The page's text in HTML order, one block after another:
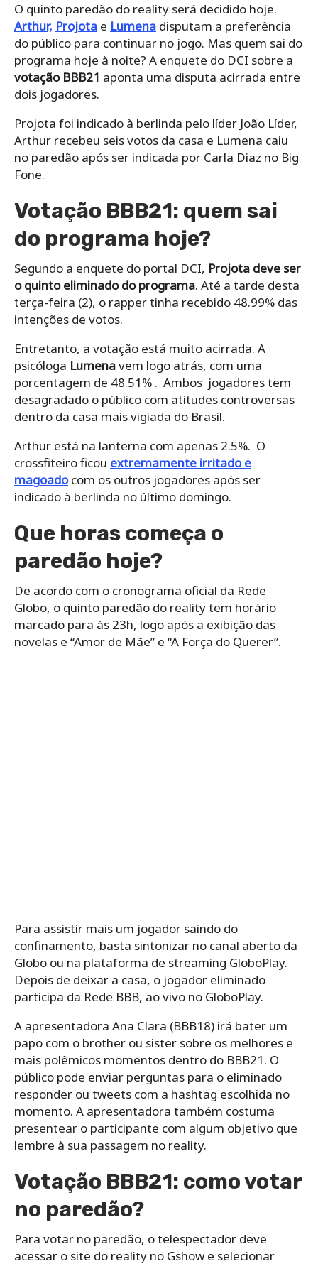
O quinto paredão do reality será decidido hoje.
Arthur, Projota e Lumena disputam a preferência
do público para continuar no jogo. Mas quem sai do
programa hoje à noite? A enquete do DCI sobre a
votação BBB21 aponta uma disputa acirrada entre
dois jogadores.
Projota foi indicado à berlinda pelo líder João Líder,
Arthur recebeu seis votos da casa e Lumena caiu
no paredão após ser indicada por Carla Diaz no Big
Fone.
Votação BBB21: quem sai
do programa hoje?
Segundo a enquete do portal DCI, Projota deve ser
o quinto eliminado do programa. Até a tarde desta
terça-feira (2), o rapper tinha recebido 48.99% das
intenções de votos.
Entretanto, a votação está muito acirrada. A
psicóloga Lumenavem logo atrás, com uma
porcentagem de 48.51% . Ambos jogadores tem
desagradado o público com atitudes controversas
dentro da casa mais vigiada do Brasil.
Arthur está na lanterna com apenas 2.5%. O
crossfiteiro ficou extremamente irritado e
magoadocom os outros jogadores após ser
indicado à berlinda no último domingo.
Que horas começa o
paredão hoje?
De acordo com o cronograma oficial da Rede
Globo, o quinto paredão do reality tem horário
marcado para às 23h, logo após a exibição das
novelas e “Amor de Mãe” e “A Força do Querer”.
Para assistir mais um jogador saindo do
confinamento, basta sintonizar no canal aberto da
Globo ou na plataforma de streaming GloboPlay.
Depois de deixar a casa, o jogador eliminado
participa da Rede BBB, ao vivo no GloboPlay.
A apresentadora Ana Clara (BBB18) irá bater um
papo com o brother ou sister sobre os melhores e
mais polêmicos momentos dentro do BBB21. O
público pode enviar perguntas para o eliminado
responder ou tweets com a hashtag escolhida no
momento. A apresentadora também costuma
presentear o participante com algum objetivo que
lembre à sua passagem no reality.
Votação BBB21: como votar
no paredão?
Para votar no paredão, o telespectador deve
acessar o site do reality no Gshow e selecionar